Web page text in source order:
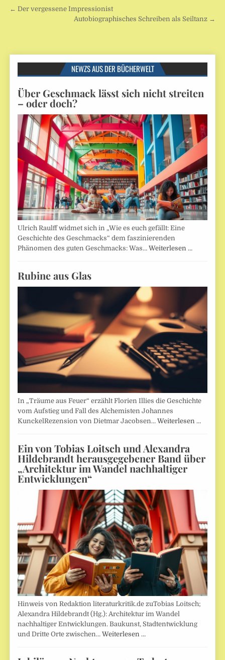
Beitragsnavigation
← Der vergessene Impressionist
Autobiographisches Schreiben als Seiltanz →
NEWZS AUS DER BÜCHERWELT
Über Geschmack lässt sich nicht streiten
– oder doch?
Ulrich Raulff widmet sich in „Wie es euch gefällt: Eine
Geschichte des Geschmacks“ dem faszinierenden
Phänomen des guten Geschmacks: Was…Weiterlesen …
Rubine aus Glas
In „Träume aus Feuer“ erzählt Florien Illies die Geschichte
vom Aufstieg und Fall des Alchemisten Johannes
KunckelRezension von Dietmar Jacobsen…Weiterlesen …
Ein von Tobias Loitsch und Alexandra
Hildebrandt herausgegebener Band über
„Architektur im Wandel nachhaltiger
Entwicklungen“
Hinweis von Redaktion literaturkritik.de zuTobias Loitsch;
Alexandra Hildebrandt (Hg.): Architektur im Wandel
nachhaltiger Entwicklungen. Baukunst, Stadtentwicklung
und Dritte Orte zwischen…Weiterlesen …